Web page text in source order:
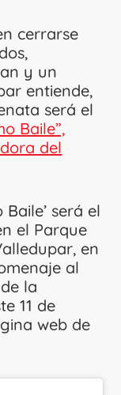
cerrarse
y un
entiende,
será el
Baile”,
del
será el
el Parque
en
al
la
11 de
web de